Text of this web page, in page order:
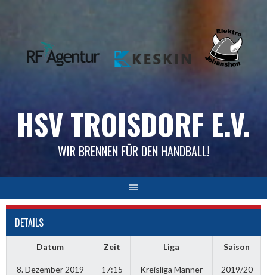
HSV TROISDORF E.V.
WIR BRENNEN FÜR DEN HANDBALL!
DETAILS
Datum Zeit Liga Saison
8. Dezember 2019 17:15 Kreisliga Männer 2019/20